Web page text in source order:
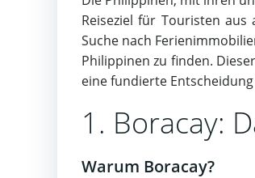
Reiseziel für Touristen
Suche nach
Philippinen zu finden.
eine fundierte
1. Boracay:
Warum Boracay?